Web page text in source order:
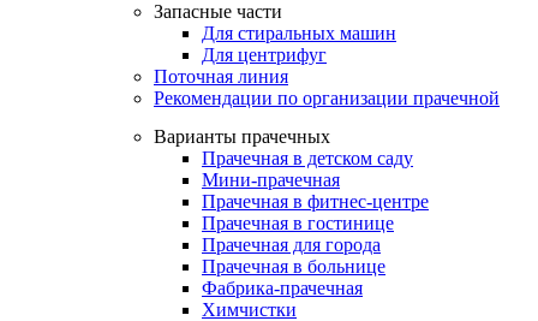
Запасные части
Для стиральных машин
Для центрифуг
Поточная линия
Рекомендации по организации прачечной
Варианты прачечных
Прачечная в детском саду
Мини-прачечная
Прачечная в фитнес-центре
Прачечная в гостинице
Прачечная для города
Прачечная в больнице
Фабрика-прачечная
Химчистки